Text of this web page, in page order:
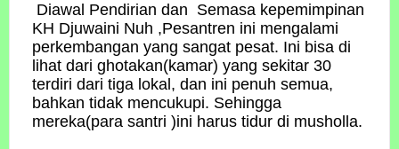
Diawal Pendirian dan Semasa kepemimpinan
KH Djuwaini Nuh ,Pesantren ini mengalami
perkembangan yang sangat pesat. Ini bisa di
lihat dari ghotakan(kamar) yang sekitar 30
terdiri dari tiga lokal, dan ini penuh semua,
bahkan tidak mencukupi. Sehingga
mereka(para santri )ini harus tidur di musholla.